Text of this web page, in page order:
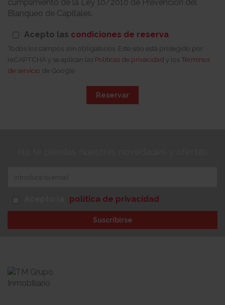
cumplimiento de la Ley 10/2010 de Prevención del
Blanqueo de Capitales.
Acepto las condiciones de reserva
Todos los campos son obligatorios. Este sitio está protegido por
reCAPTCHA y se aplican las Políticas de privacidad y los Términos
de servicio de Google
Reservar
política de privacidad
Suscribirse